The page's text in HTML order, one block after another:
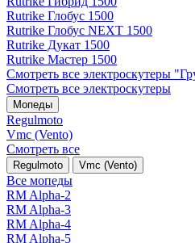
Rutrike Глобус 1500
Rutrike Глобус NEXT 1500
Rutrike Дукат 1500
Rutrike Мастер 1500
Смотреть все электро­скутеры
Смотреть все электро­скутеры
Мопеды
Regulmoto
Vmc (Vento)
Смотреть все
Regulmoto Vmc (Vento)
Все мопеды
RM Alpha-2
RM Alpha-3
RM Alpha-4
RM Alpha-5